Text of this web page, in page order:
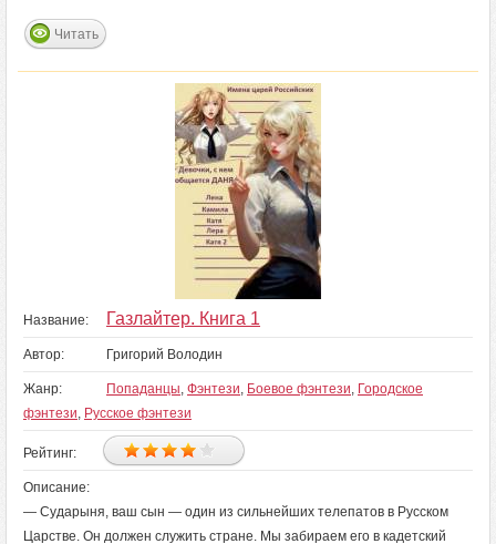
Читать
Название: Газлайтер. Книга 1
Автор: Григорий Володин
Жанр: Попаданцы, Фэнтези, Боевое фэнтези, Городское
фэнтези, Русское фэнтези
Рейтинг:
Описание:
— Сударыня, ваш сын — один из сильнейших телепатов в Русском
Царстве. Он должен служить стране. Мы забираем его в кадетский